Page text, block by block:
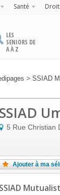
Santé
LES
SENIORS DE
A À Z
> SSIAD
SSIAD
5 Rue Christian
Ajouter à ma
SSIAD